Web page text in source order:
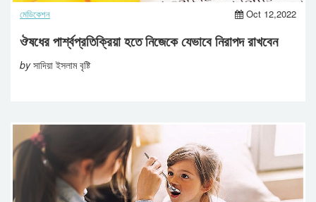
মেডিকেশন Oct 12,2022
ঔষধের পার্শ্বপ্রতিক্রিয়া হতে নিজেকে যেভাবে নিরাপদ রাখবেন
byসাদিয়া ইসলাম বৃষ্টি